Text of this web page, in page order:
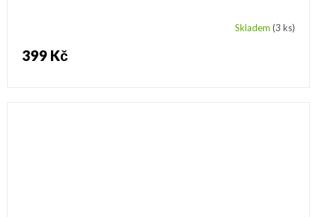
Skladem (3 ks)
399 Kč